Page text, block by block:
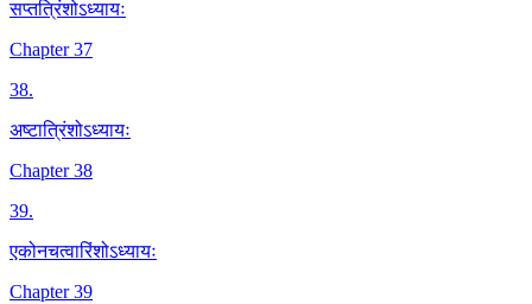
सप्तत्रिंशोऽध्यायः
Chapter 37
38.
अष्टात्रिंशोऽध्यायः
Chapter 38
39.
एकोनचत्वारिंशोऽध्यायः
Chapter 39